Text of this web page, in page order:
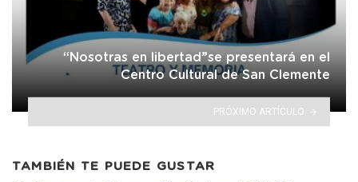
“Nosotras en libertad”se presentará en el
Centro Cultural de San Clemente
PRÓXIMO ARTÍCULO
TAMBIÉN TE PUEDE GUSTAR